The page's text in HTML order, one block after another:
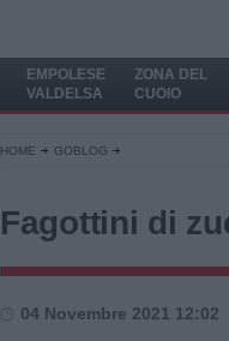
EMPOLESE
VALDELSA
ZONA DEL
CUOIO
HOME GOBLOG
Fagottini di
04 Novembre 2021 12:02